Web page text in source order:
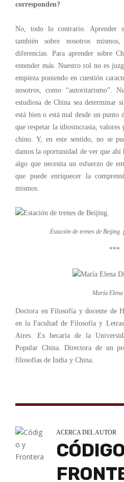
corresponden?
No, todo lo contrario. Aprender
también sobre nosotros
diferencias. Para aprender sobre
entender más. Nuestro rol no es
empieza poniendo en cuestión
nosotros, como “autoritarismo”.
estudiosa de China sea determinar
está bien o está maldesde un punto
que respetar la idiosincrasia,
chino. Y, en este sentido, no se
damos la oportunidad de ver que ahí
algo que necesita un esfuerzo de
que puede enriquecer la
mismos.
Estación de trenes de
***
María
Doctora en Filosofía y docente de
en la Facultad de Filosofía y
Aires. Ex becaria de la
Popular China. Directora de un
filosofías de India y China.
ACERCA DEL AUTOR